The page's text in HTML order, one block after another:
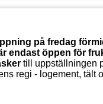
på fredag
endast öppen för
till uppställningen
regi - logement, tält